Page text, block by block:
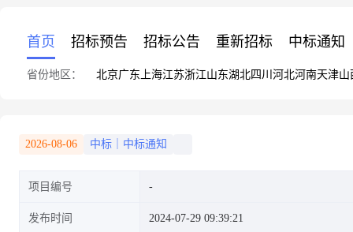
首页 招标预告 招标公告 重新招标 中标通知
省份地区： 北京广东 上海江苏浙江山东湖北四川 河北河南天津山
2026-08-06 中标｜中标通知
项目编号
发布时间 2024-07-29 09:39:21